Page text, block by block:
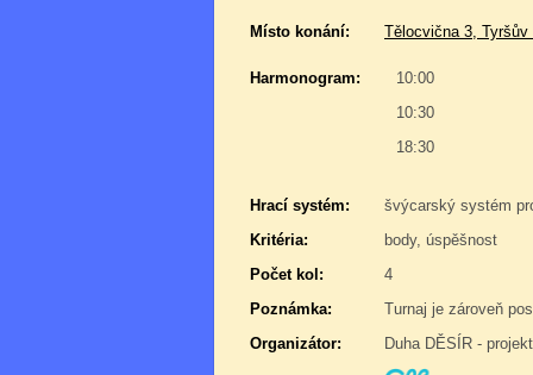
Místo konání: Tělocvična 3,
Harmonogram:
10:00
10:30
18:30
Hrací systém:
švýcarský systém
Kritéria:
body, úspěšnost
Počet kol:
4
Poznámka:
Turnaj je zároveň
Organizátor:
Duha DĚSÍR -